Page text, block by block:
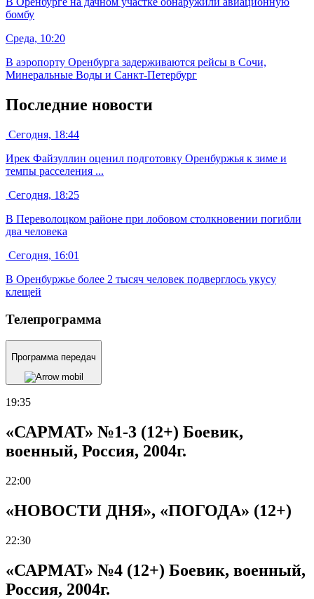
бомбу
Среда, 10:20
В аэропорту Оренбурга задерживаются рейсы в Сочи,
Минеральные Воды и Санкт-Петербург
Последние новости
Сегодня, 18:44
Ирек Файзуллин оценил подготовку Оренбуржья к зиме и
темпы расселения ...
Сегодня, 18:25
В Переволоцком районе при лобовом столкновении погибли
два человека
Сегодня, 16:01
В Оренбуржье более 2 тысяч человек подверглось укусу
клещей
Телепрограмма
Программа передач
19:35
«САРМАТ» №1-3 (12+) Боевик,
военный, Россия, 2004г.
22:00
«НОВОСТИ ДНЯ», «ПОГОДА» (12+)
22:30
«САРМАТ» №4 (12+) Боевик, военный,
Россия, 2004г.